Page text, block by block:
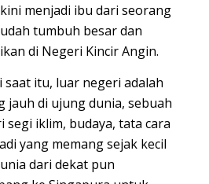
menjadi ibu dari seorang
tumbuh besar dan
di Negeri Kincir Angin.
saat itu, luar negeri adalah
jauh di ujung dunia, sebuah
segi iklim, budaya, tata cara
yang memang sejak kecil
dari dekat pun